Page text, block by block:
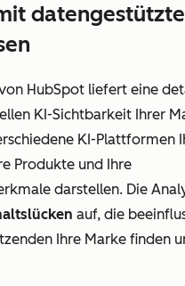
HubSpot liefert eine
KI-Sichtbarkeit Ihrer
KI-Plattformen
Produkte und Ihre
darstellen. Die
auf, die
Ihre Marke finden